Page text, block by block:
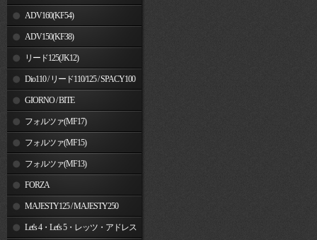
PCX150(KF12/KF18)
ADV160(KF54)
ADV150(KF38)
リード125(JK12)
Dio110 / リード110/125 / SPACY100
GIORNO / BITE
フォルツァ(MF17)
フォルツァ(MF15)
フォルツァ(MF13)
FORZA
MAJESTY125 / MAJESTY250
Let's 4・Let's 5・レッツ・アドレス